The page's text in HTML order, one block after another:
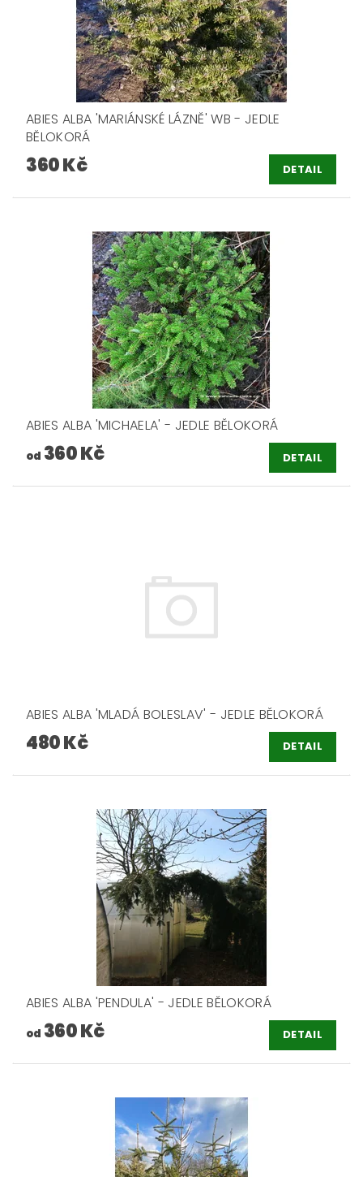
ABIES ALBA 'MARIÁNSKÉ LÁZNĚ' WB - JEDLE
BĚLOKORÁ
360 Kč DETAIL
ABIES ALBA 'MICHAELA' - JEDLE BĚLOKORÁ
od 360 Kč DETAIL
ABIES ALBA 'MLADÁ BOLESLAV' - JEDLE BĚLOKORÁ
480 Kč DETAIL
ABIES ALBA 'PENDULA' - JEDLE BĚLOKORÁ
od 360 Kč DETAIL